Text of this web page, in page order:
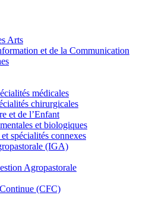
Arts
et de la Communication
médicales
chirurgicales
et de l’Enfant
et biologiques
spécialités connexes
(IGA)
Agropastorale
(CFC)